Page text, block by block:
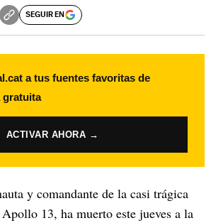
SEGUIR EN
a tus fuentes favoritas de
gratuita
ACTIVAR AHORA →
y comandante de la casi trágica
13, ha muerto este jueves a la